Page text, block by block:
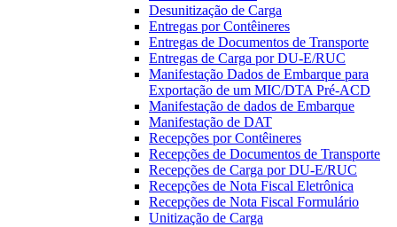
Desunitização de Carga
Entregas por Contêineres
Entregas de Documentos de Transporte
Entregas de Carga por DU-E/RUC
Manifestação Dados de Embarque para
Exportação de um MIC/DTA Pré-ACD
Manifestação de dados de Embarque
Manifestação de DAT
Recepções por Contêineres
Recepções de Documentos de Transporte
Recepções de Carga por DU-E/RUC
Recepções de Nota Fiscal Eletrônica
Recepções de Nota Fiscal Formulário
Unitização de Carga